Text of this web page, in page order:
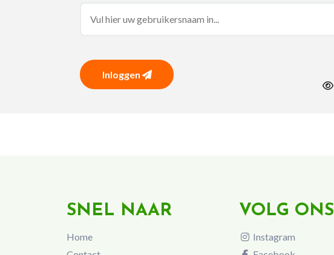
Inloggen
SNEL NAAR
Home
VOLG ONS
Instagram